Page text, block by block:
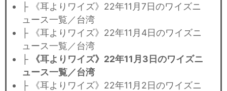
├ 《耳よりワイズ》22年11月7日のワイズニ
ュース一覧／台湾
├ 《耳よりワイズ》22年11月4日のワイズニ
ュース一覧／台湾
├
《耳よりワイズ》22年11月3日のワイズニ
ュース一覧／台湾
├ 《耳よりワイズ》22年11月2日のワイズニ